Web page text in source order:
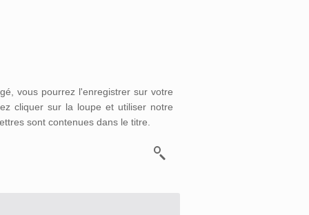
vous pourrez l'enregistrer sur votre
cliquer sur la loupe et utiliser notre
sont contenues dans le titre.